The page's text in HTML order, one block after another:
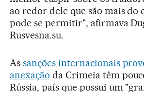
ao redor dele que são mais do
pode se permitir", afirmava
Rusvesna.su.
As sanções internacionais
anexação da Crimeia têm
Rússia, país que possui um